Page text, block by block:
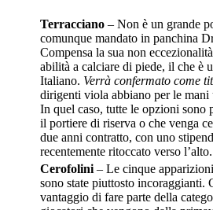
Terracciano – Non è un grande
comunque mandato in panchina
Compensa la sua non
abilità a calciare di piede, il che è
Italiano. Verrà confermato come
dirigenti viola abbiano per le mani
In quel caso, tutte le opzioni sono
il portiere di riserva o che venga
due anni contratto, con uno
recentemente ritoccato verso l’alto.
Cerofolini – Le cinque
sono state piuttosto incoraggianti.
vantaggio di fare parte della